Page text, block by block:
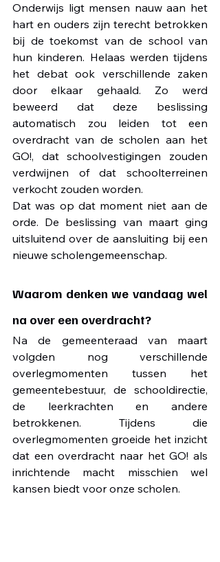
Onderwijs ligt mensen nauw aan het
hart en ouders zijn terecht betrokken
bij de toekomst van de school van
hun kinderen. Helaas werden tijdens
het debat ook verschillende zaken
door elkaar gehaald. Zo werd
beweerd dat deze beslissing
automatisch zou leiden tot een
overdracht van de scholen aan het
GO!, dat schoolvestigingen zouden
verdwijnen of dat schoolterreinen
verkocht zouden worden.
Dat was op dat moment niet aan de
orde. De beslissing van maart ging
uitsluitend over de aansluiting bij een
nieuwe scholengemeenschap.
Waarom denken we vandaag wel
na over een overdracht?
Na de gemeenteraad van maart
volgden nog verschillende
overlegmomenten tussen het
gemeentebestuur, de schooldirectie,
de leerkrachten en andere
betrokkenen. Tijdens die
overlegmomenten groeide het inzicht
dat een overdracht naar het GO! als
inrichtende macht misschien wel
kansen biedt voor onze scholen.